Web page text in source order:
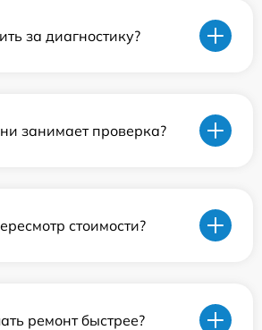
за диагностику?
занимает проверка?
стоимости?
ремонт быстрее?